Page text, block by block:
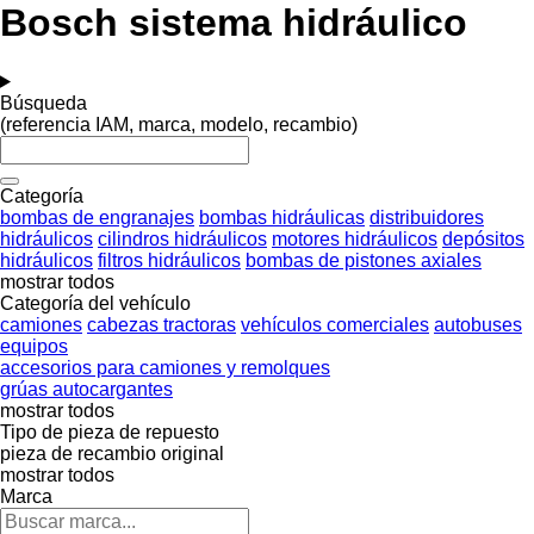
Bosch sistema hidráulico
Búsqueda
(referencia IAM, marca, modelo, recambio)
Categoría
bombas de engranajes bombas hidráulicas distribuidores
hidráulicos cilindros hidráulicos motores hidráulicos depósitos
hidráulicos filtros hidráulicos bombas de pistones axiales
mostrar todos
Categoría del vehículo
camiones cabezas tractoras vehículos comerciales autobuses
equipos
accesorios para camiones y remolques
grúas autocargantes
mostrar todos
Tipo de pieza de repuesto
pieza de recambio original
mostrar todos
Marca